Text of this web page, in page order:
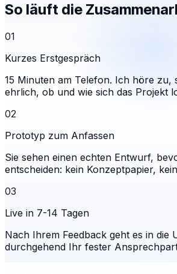
So läuft die
01
Kurzes Erstgespräch
15 Minuten am Telefon. Ich höre zu,
ehrlich, ob und wie sich das Projekt
02
Prototyp zum Anfassen
Sie sehen einen echten Entwurf,
entscheiden: kein Konzeptpapier,
03
Live in 7-14 Tagen
Nach Ihrem Feedback geht es in die
durchgehend Ihr fester